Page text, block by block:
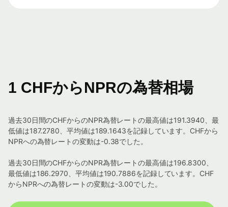
1 CHFからNPRの為替相場
過去30日間のCHFからのNPR為替レートの最高値は191.3940、最
低値は187.2780、平均値は189.1643を記録しています。CHFから
NPRへの為替レートの変動は-0.38でした。
過去30日間のCHFからのNPR為替レートの最高値は196.8300、
最低値は186.2970、平均値は190.7886を記録しています。CHF
からNPRへの為替レートの変動は-3.00でした。